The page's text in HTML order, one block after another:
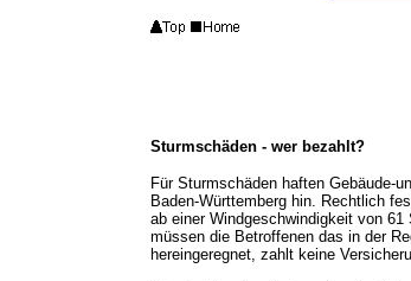
Sturmschäden - wer bezahlt?
Für Sturmschäden haften Gebäude-
Baden-Württemberg hin. Rechtlich
ab einer Windgeschwindigkeit von
müssen die Betroffenen das in der
hereingeregnet, zahlt keine